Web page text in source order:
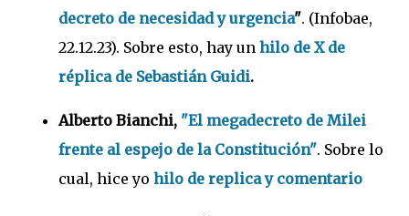
decreto de necesidad y urgencia". (Infobae,
22.12.23). Sobre esto, hay un hilo de X de
réplica de Sebastián Guidi.
Alberto Bianchi, "El megadecreto de Milei
frente al espejo de la Constitución". Sobre lo
cual, hice yo hilo de replica y comentario